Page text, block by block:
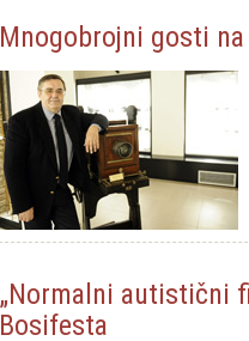
Mnogobrojni gosti
„Normalni autistični
Bosifesta